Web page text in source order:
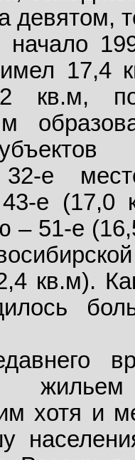
девятом,
17,4
кв.м, по
32-е
е
– 51-е
кв.м).
хотя и